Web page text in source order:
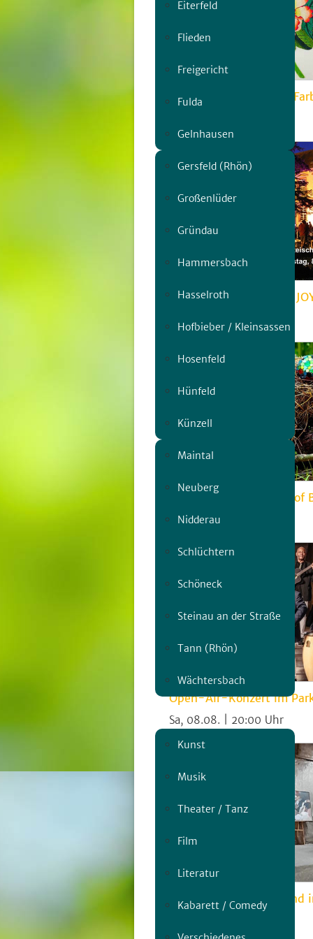
Eiterfeld
Flieden
Freigericht
Fulda
Gelnhausen
Gersfeld (Rhön)
Großenlüder
Gründau
Hammersbach
Hasselroth
Hofbieber / Kleinsassen
Hosenfeld
Hünfeld
Künzell
Maintal
Neuberg
Nidderau
Schlüchtern
Schöneck
Steinau an der Straße
Tann (Rhön)
Wächtersbach
Genre
Kunst
Musik
Theater / Tanz
Film
Literatur
Kabarett / Comedy
Bezaubernde Welt aus
Open-Air-Konzert mit
Sa, 08.08. | 19:30
KunstMais Labyrinth Hof
Sa, 18.07. | 15:00
Open-Air-Konzert im
Sa, 08.08. | 20:00
Kunst in der Kapelle und